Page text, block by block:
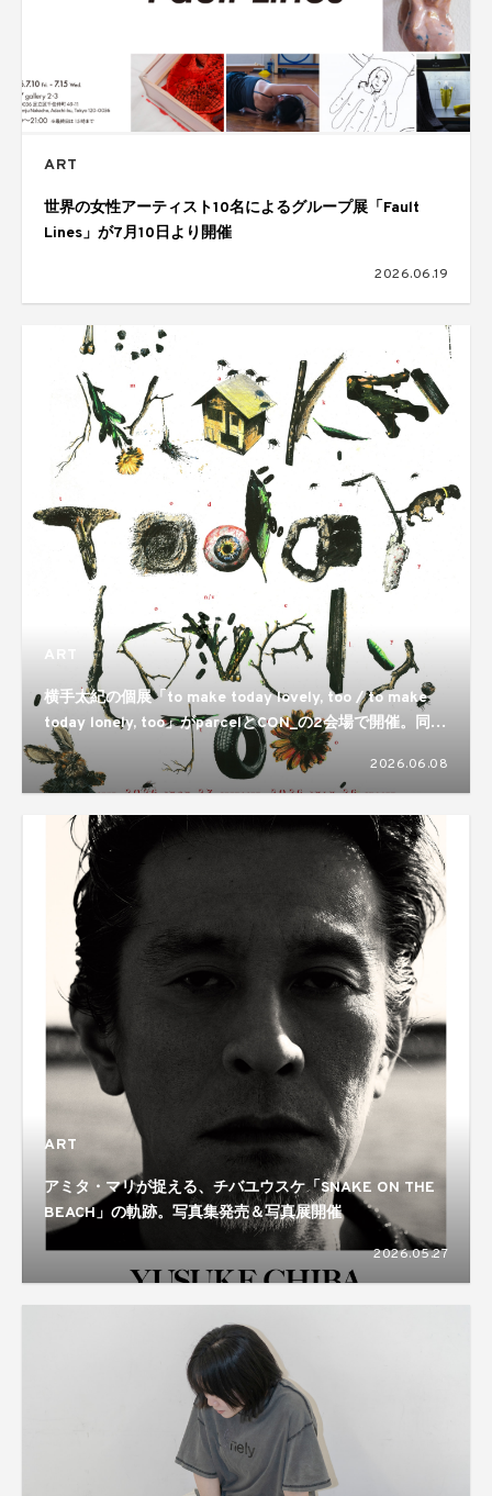
ART
世界の女性アーティスト10名によるグループ展「Fault
Lines」が7月10日より開催
2026.06.19
ART
横手太紀の個展「to make today lovely, too / to make
today lonely, too」がparcelとCON_の2会場で開催。同じ
ものが視点ひとつで反転するという両義性が静かに差し出
される
2026.06.08
ART
アミタ・マリが捉える、チバユウスケ「SNAKE ON THE
BEACH」の軌跡。写真集発売＆写真展開催
2026.05.27